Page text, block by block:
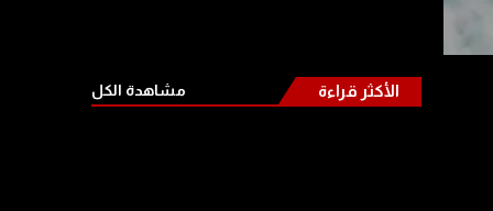
الأكثر قراءة مشاهدة الكل